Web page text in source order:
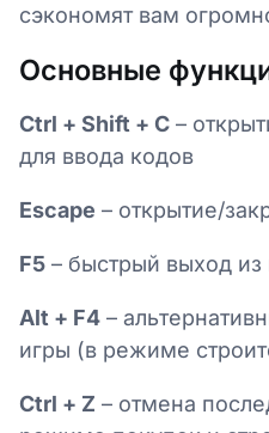
сэкономят вам
Основные
Ctrl + Shift + C –
для ввода кодов
Escape – открытие/
F5 – быстрый выход из
Alt + F4 –
игры (в режиме
Ctrl + Z – отмена